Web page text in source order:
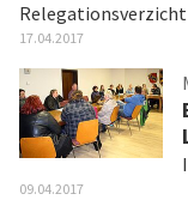
17.04.2017
09.04.2017